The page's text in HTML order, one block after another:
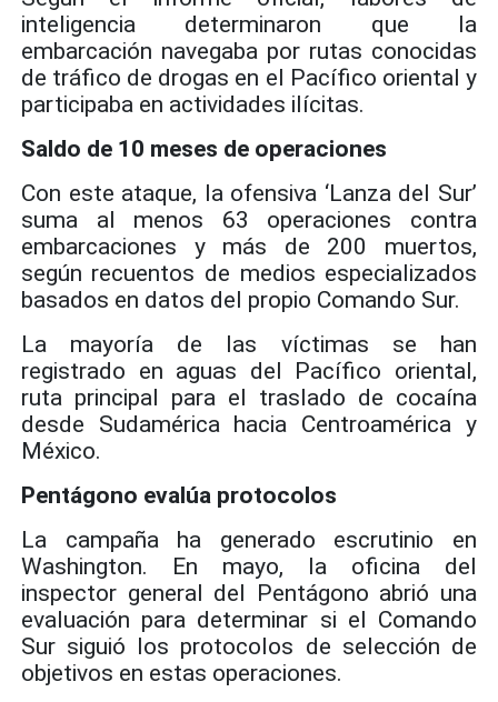
inteligencia determinaron que la
embarcación navegaba por rutas conocidas
de tráfico de drogas en el Pacífico oriental y
participaba en actividades ilícitas.
Saldo de 10 meses de operaciones
Con este ataque, la ofensiva ‘Lanza del Sur’
suma al menos 63 operaciones contra
embarcaciones y más de 200 muertos,
según recuentos de medios especializados
basados en datos del propio Comando Sur.
La mayoría de las víctimas se han
registrado en aguas del Pacífico oriental,
ruta principal para el traslado de cocaína
desde Sudamérica hacia Centroamérica y
México.
Pentágono evalúa protocolos
La campaña ha generado escrutinio en
Washington. En mayo, la oficina del
inspector general del Pentágono abrió una
evaluación para determinar si el Comando
Sur siguió los protocolos de selección de
objetivos en estas operaciones.